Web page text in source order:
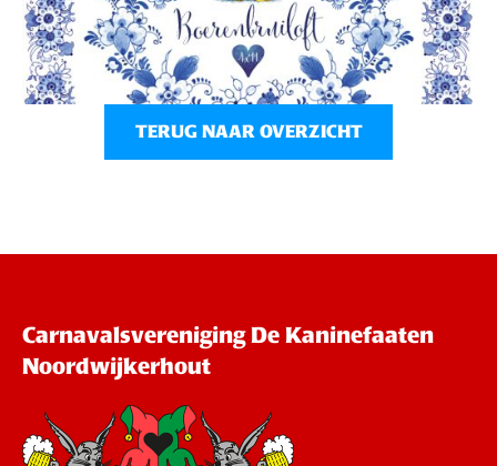
TERUG NAAR OVERZICHT
Carnavalsvereniging De Kaninefaaten
Noordwijkerhout